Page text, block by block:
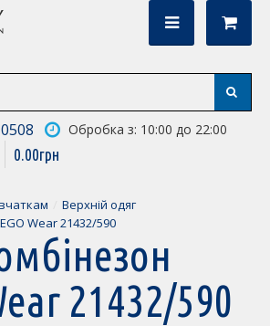
Обробка з: 10:00 до 22:00
0.00грн
Верхній одяг
Wear 21432/590
21432/590